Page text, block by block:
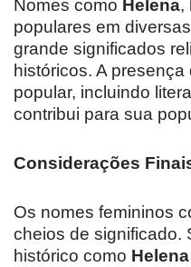
Nomes como Helena,
populares em
grande significados
históricos. A
popular, incluindo
contribui para sua
Considerações
Os nomes femininos
cheios de significado.
histórico como Helena